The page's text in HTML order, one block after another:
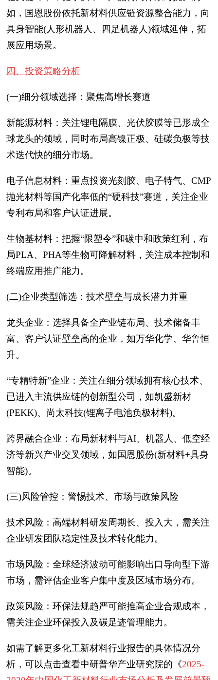
如，国恩股份依托新材料供应链资源整合能力，向
具身智能(人形机器人、四足机器人)领域延伸，拓
展应用场景。
四、投资策略分析
(一)细分领域选择：聚焦高增长赛道
新能源材料：关注锂电隔膜、光伏胶膜等已形成全
球龙头的领域，同时布局高镍正极、硅碳负极等技
术迭代快的细分市场。
电子信息材料：重点投资光刻胶、电子特气、CMP
抛光材料等国产化率低的“硬科技”赛道，关注企业
专利布局和客户认证进展。
生物基材料：把握“限塑令”和碳中和政策红利，布
局PLA、PHA等生物可降解材料，关注成本控制和
终端应用推广能力。
(二)企业类型筛选：技术壁垒与成长潜力并重
龙头企业：选择具备全产业链布局、技术储备丰
富、客户认证壁垒高的企业，如万华化学、华鲁恒
升。
“专精特新”企业：关注在细分领域拥有核心技术、
已进入主流供应链的创新型公司，如凯盛新材
(PEKK)、尚太科技(锂离子电池负极材料)。
跨界融合企业：布局新材料与AI、机器人、低空经
济等新兴产业交叉领域，如国恩股份(新材料+具身
智能)。
(三)风险管控：警惕技术、市场与政策风险
技术风险：高端材料研发周期长、投入大，需关注
企业研发团队稳定性及技术转化能力。
市场风险：全球经济波动可能影响出口导向型下游
市场，需评估企业客户集中度及区域市场分布。
政策风险：环保法规趋严可能推高企业合规成本，
需关注企业环保投入及碳足迹管理能力。
如需了解更多化工新材料行业报告的具体情况分
析，可以点击查看中研普华产业研究院的《2025-